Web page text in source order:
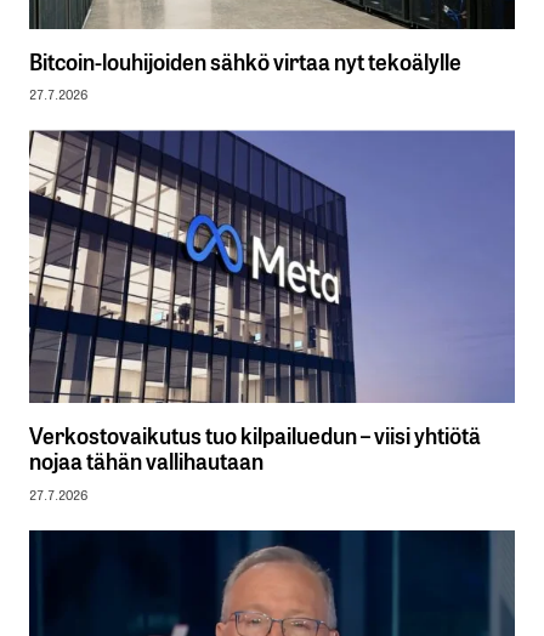
Bitcoin-louhijoiden sähkö virtaa nyt tekoälylle
27.7.2026
Verkostovaikutus tuo kilpailuedun – viisi yhtiötä
nojaa tähän vallihautaan
27.7.2026